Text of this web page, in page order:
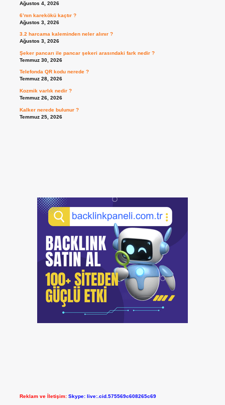
Ağustos 4, 2026
6’nın karekökü kaçtır ?
Ağustos 3, 2026
3.2 harcama kaleminden neler alınır ?
Ağustos 3, 2026
Şeker pancarı ile pancar şekeri arasındaki fark nedir ?
Temmuz 30, 2026
Telefonda QR kodu nerede ?
Temmuz 28, 2026
Kozmik varlık nedir ?
Temmuz 26, 2026
Kalker nerede bulunur ?
Temmuz 25, 2026
Reklam ve İletişim: Skype: live:.cid.575569c608265c69